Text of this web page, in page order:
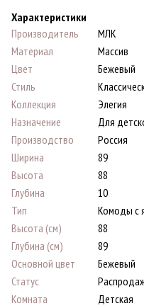
Характеристики
Производитель
МЛК
Материал
Массив
Цвет
Бежевый
Стиль
Коллекция
Элегия
Назначение
Для
Производство
Россия
Ширина
89
Высота
88
Глубина
10
Тип
Комоды с
Высота (см)
88
Глубина (см)
89
Основной цвет
Бежевый
Статус
Комната
Детская